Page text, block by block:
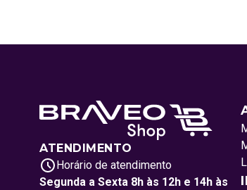
ATENDIMENTO
Horário de atendimento
Segunda a Sexta 8h às 12h e 14h às